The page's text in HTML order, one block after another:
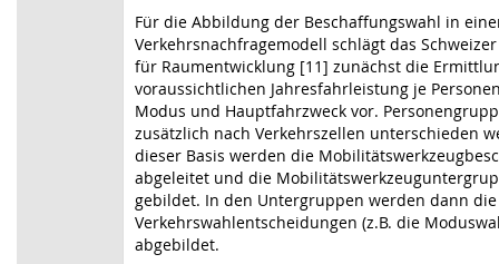
Für die Abbildung der Beschaffungswahl in
Verkehrsnachfragemodell schlägt das
für Raumentwicklung [11] zunächst die
voraussichtlichen Jahresfahrleistung je
Modus und Hauptfahrzweck vor.
zusätzlich nach Verkehrszellen unterschieden
dieser Basis werden die
abgeleitet und die
gebildet. In den Untergruppen werden dann
Verkehrswahlentscheidungen (z.B. die
abgebildet.